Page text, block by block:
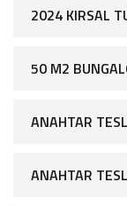
2024 KIRSAL
50 M2
ANAHTAR
ANAHTAR